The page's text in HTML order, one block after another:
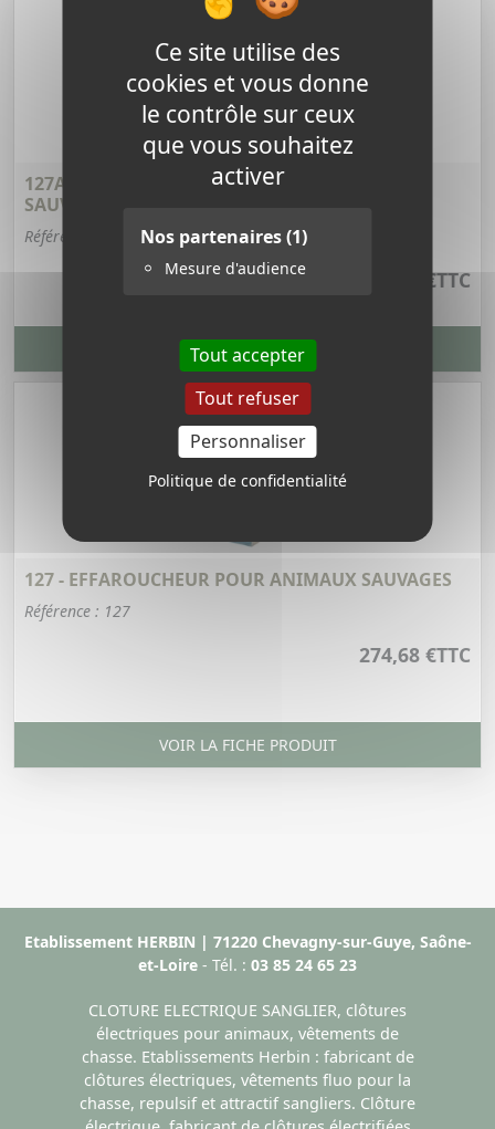
Ce site utilise des
cookies et vous donne
le contrôle sur ceux
que vous souhaitez
activer
Nos partenaires(1)
Mesure d'audience
Tout accepter
Tout refuser
Personnaliser
Politique de confidentialité
127ABS - EFFAROUCHEUR POUR ANIMAUX
SAUVAGES ABS
Référence : 127ABS
248,22 €TTC
VOIR LA FICHE PRODUIT
127 - EFFAROUCHEUR POUR ANIMAUX SAUVAGES
Référence : 127
274,68 €TTC
VOIR LA FICHE PRODUIT
Etablissement HERBIN | 71220 Chevagny-sur-Guye, Saône-
et-Loire - Tél. : 03 85 24 65 23
CLOTURE ELECTRIQUE SANGLIER, clôtures
électriques pour animaux, vêtements de
chasse. Etablissements Herbin : fabricant de
clôtures électriques, vêtements fluo pour la
chasse, repulsif et attractif sangliers. Clôture